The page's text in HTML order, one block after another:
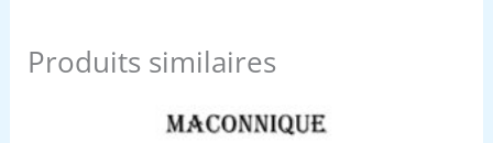
Produits similaires